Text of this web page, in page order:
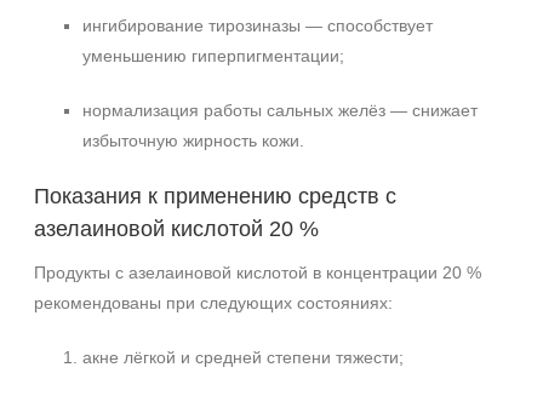
ингибирование тирозиназы — способствует
уменьшению гиперпигментации;
нормализация работы сальных желёз — снижает
избыточную жирность кожи.
Показания к применению средств с
азелаиновой кислотой 20 %
Продукты с азелаиновой кислотой в концентрации 20 %
рекомендованы при следующих состояниях:
акне лёгкой и средней степени тяжести;